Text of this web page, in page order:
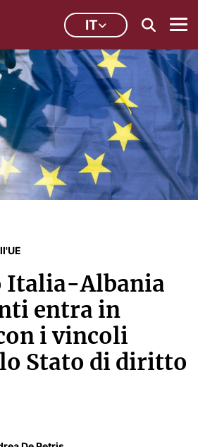
IT
Italia-Albania
entra in
i vincoli
Stato di diritto